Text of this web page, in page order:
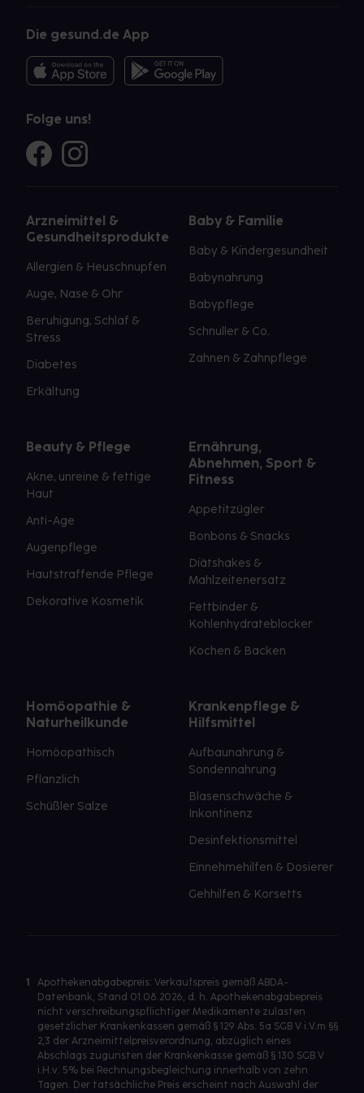
Die gesund.de App
Folge uns!
Arzneimittel &
Gesundheitsprodukte
Allergien & Heuschnupfen
Auge, Nase & Ohr
Beruhigung, Schlaf &
Stress
Diabetes
Erkältung
Baby & Familie
Baby & Kindergesundheit
Babynahrung
Babypflege
Schnuller & Co.
Zahnen & Zahnpflege
Beauty & Pflege
Akne, unreine & fettige
Haut
Anti-Age
Augenpflege
Hautstraffende Pflege
Dekorative Kosmetik
Ernährung,
Abnehmen, Sport &
Fitness
Appetitzügler
Bonbons & Snacks
Diätshakes &
Mahlzeitenersatz
Fettbinder &
Kohlenhydrateblocker
Kochen & Backen
Homöopathie &
Naturheilkunde
Homöopathisch
Pflanzlich
Schüßler Salze
Krankenpflege &
Hilfsmittel
Aufbaunahrung &
Sondennahrung
Blasenschwäche &
Inkontinenz
Desinfektionsmittel
Einnehmehilfen & Dosierer
Gehhilfen & Korsetts
1
Apothekenabgabepreis: Verkaufspreis gemäß ABDA-
Datenbank, Stand 01.08.2026, d. h. Apothekenabgabepreis
nicht verschreibungspflichtiger Medikamente zulasten
gesetzlicher Krankenkassen gemäß § 129 Abs. 5a SGB V i.V.m §§
2,3 der Arzneimittelpreisverordnung, abzüglich eines
Abschlags zugunsten der Krankenkasse gemäß § 130 SGB V
i.H.v. 5% bei Rechnungsbegleichung innerhalb von zehn
Tagen. Der tatsächliche Preis erscheint nach Auswahl der